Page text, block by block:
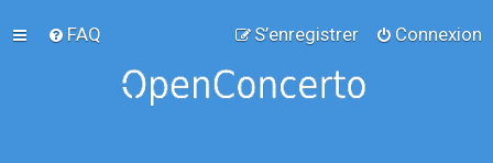
FAQ Connexion
S’enregistrer